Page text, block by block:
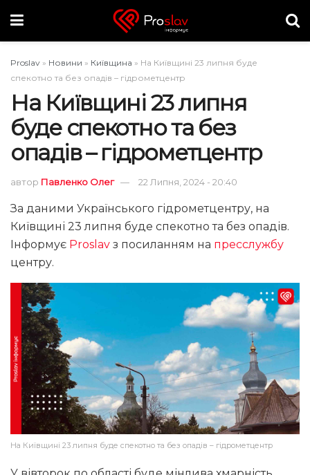
Proslav » Новини » Київщина » На Київщині 23 липня буде
спекотно та без опадів – гідрометцентр
На Київщині 23 липня
буде спекотно та без
опадів – гідрометцентр
автор Павленко Олег 22 Липня, 2024 - 20:40
За даними Українського гідрометцентру, на
Київщині 23 липня буде спекотно та без опадів.
Інформує Proslav з посиланням на пресслужбу
центру.
На Київщині 23 липня буде спекотно та без опадів – гідрометцентр